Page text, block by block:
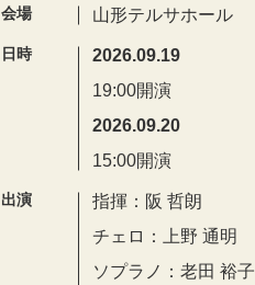
会場 山形テルサホール
日時
2026.09.19
19:00開演
2026.09.20
15:00開演
出演
指揮：阪 哲朗
チェロ：上野 通明
ソプラノ：老田 裕子